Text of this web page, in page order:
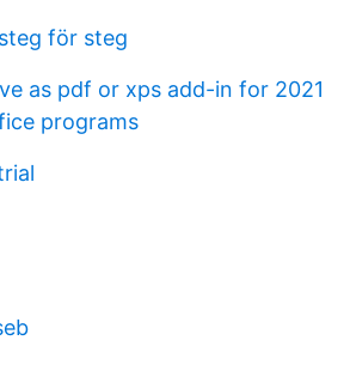
för steg
as pdf or xps add-in for 2021
programs